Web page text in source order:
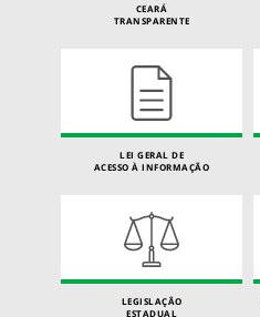
CEARÁ
TRANSPARENTE
LEI GERAL DE
ACESSO À INFORMAÇÃO
LEGISLAÇÃO
ESTADUAL